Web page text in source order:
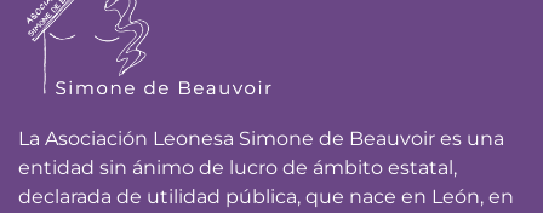
La Asociación Leonesa Simone de Beauvoir es una
entidad sin ánimo de lucro de ámbito estatal,
declarada de utilidad pública, que nace en León, en